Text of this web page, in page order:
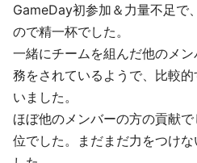
GameDay初参加＆力量不足で
ので精一杯でした。
一緒にチームを組んだ他のメ
務をされているようで、比較
いました。
ほぼ他のメンバーの方の貢献
位でした。まだまだ力をつけ